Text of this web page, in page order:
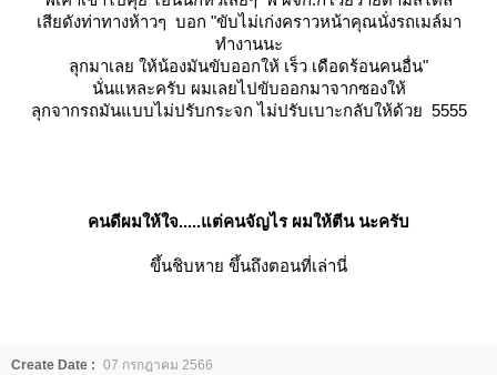
เสียดังท่าทางห้าวๆ บอก "ขับไม่เก่งคราวหน้าคุณนั่งรถเมล์มา
ทำงานนะ
ลุกมาเลย ให้น้องมันขับออกให้ เร็ว เดือดร้อนคนอื่น"
นั่นแหละครับ ผมเลยไปขับออกมาจากซองให้
ลุกจากรถมันแบบไม่ปรับกระจก ไม่ปรับเบาะกลับให้ด้วย 5555
คนดีผมให้ใจ.....แต่คนจัญไร ผมให้ตีน นะครับ
ขึ้นชิบหาย ขึ้นถึงตอนที่เล่านี่
Create Date : 07 กรกฎาคม 2566